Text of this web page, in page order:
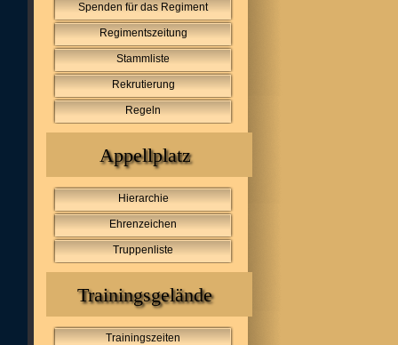
Spenden für das Regiment
Regimentszeitung
Stammliste
Rekrutierung
Regeln
Appellplatz
Hierarchie
Ehrenzeichen
Truppenliste
Trainingsgelände
Trainingszeiten